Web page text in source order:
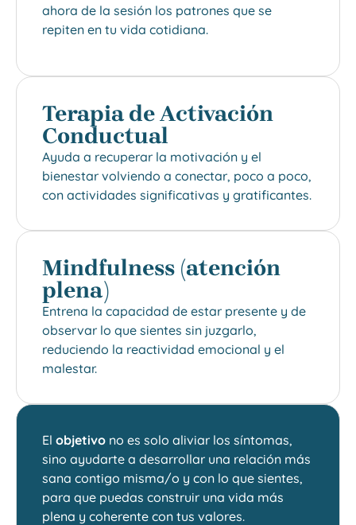
ahora de la sesión los patrones que se
repiten en tu vida cotidiana.
Terapia de Activación
Conductual
Ayuda a recuperar la motivación y el
bienestar volviendo a conectar, poco a poco,
con actividades significativas y gratificantes.
Mindfulness (atención
plena)
Entrena la capacidad de estar presente y de
observar lo que sientes sin juzgarlo,
reduciendo la reactividad emocional y el
malestar.
El objetivo no es solo aliviar los síntomas,
sino ayudarte a desarrollar una relación más
sana contigo misma/o y con lo que sientes,
para que puedas construir una vida más
plena y coherente con tus valores.